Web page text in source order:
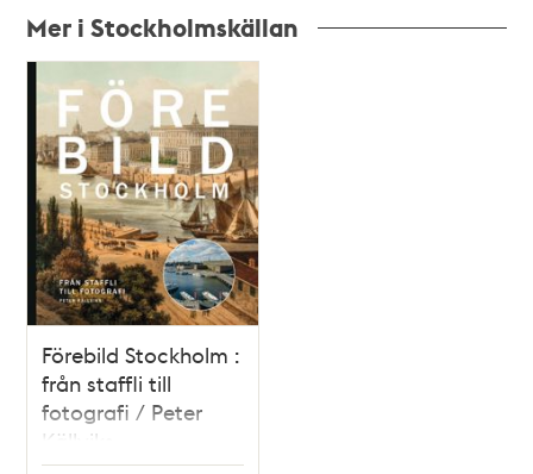
Mer i Stockholmskällan
poster
och
teman
Förebild Stockholm :
från staffli till
fotografi / Peter
Källviks